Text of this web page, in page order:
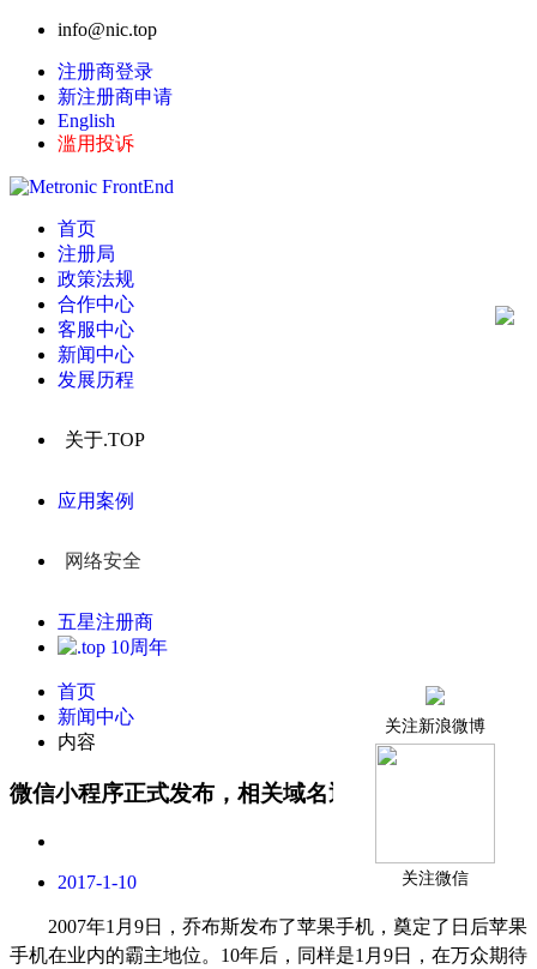
info@nic.top
注册商登录
新注册商申请
English
滥用投诉
首页
注册局
政策法规
合作中心
客服中心
新闻中心
发展历程
关于.TOP
应用案例
网络安全
五星注册商
关注新浪微博
关注微信
首页
新闻中心
内容
微信小程序正式发布，相关域名迅速被启用
2017-1-10
2007年1月 9日，乔布斯发布了苹果手机，奠定了日后苹果
手机在业内的霸主地位。 10年后，同样是1月 9日，在万众期待